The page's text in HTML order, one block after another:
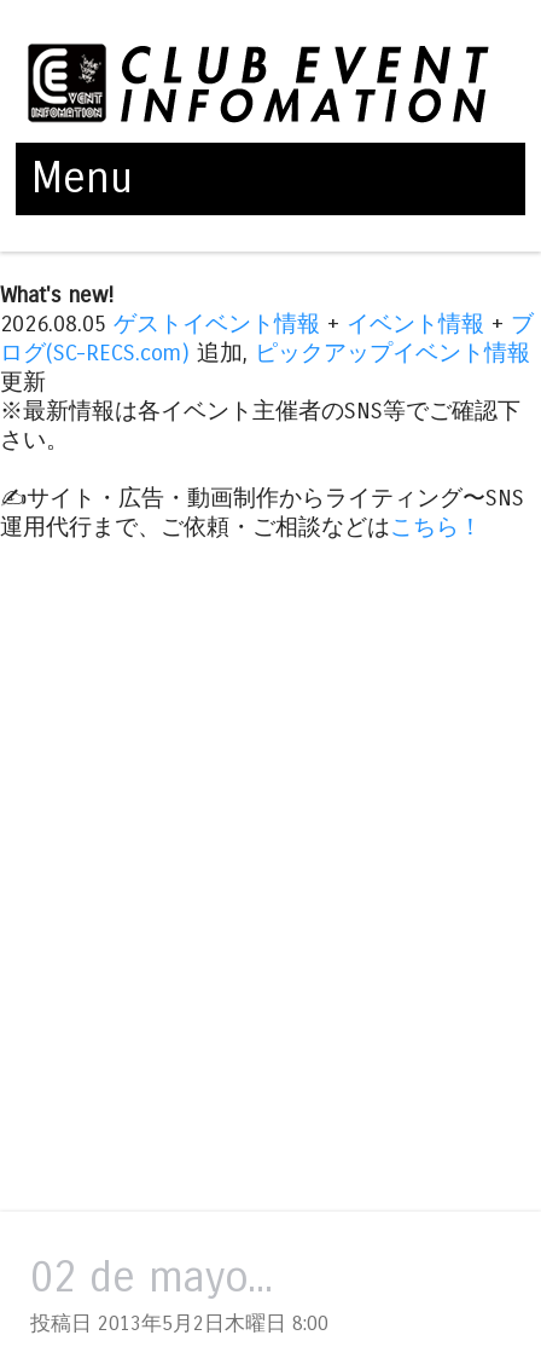
Menu
What's new!
2026.08.05 ゲストイベント情報 + イベント情報 + ブ
ログ(SC-RECS.com) 追加, ピックアップイベント情報
更新
※最新情報は各イベント主催者のSNS等でご確認下
さい。
✍️サイト・広告・動画制作からライティング〜SNS
運用代行まで、ご依頼・ご相談などはこちら！
02 de mayo...
投稿日 2013年5月2日木曜日 8:00